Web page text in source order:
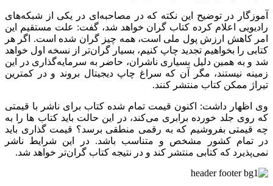
آموزگار در توضیح این نکته که در مصاحبه‌ای در یکی از شبکه‌های
رادیویی اعلام کرده کتاب گران خواهد شد، گفت: علت مستقیم این
امر کاهش ارزش پول ملی است، همه چیز گران شده است. اگر هر
کتابی را بخواهیم تجدید چاپ کنیم، بسیار گران‌تر از نسخه اول خواهد
شد و به همین دلیل بسیاری ناشران، حاضر به سرمایه‌گذاری در این
زمینه نیستند، مگر آن که سراغ چاپ دیجیتال بروند و در کمترین
تیراژ ممکن کتاب منتشر کنند.
وی اظهار داشت: اکنون قیمت تمام شده کتاب برای ناشر با قیمتی
که روی جلد خورده برابری می‌کند، در این حالت باید کتاب ها را به
چه قیمتی بفروشیم که به رقمی منطقی برسد؟ قیمت گذاری باید
در تمام کشور مشخص و متناسب باشد. در این شرایط ناشر
نمی‌پذیرد که کتابی منتشر کند و در نتیجه کتاب گران‌تر خواهد شد.